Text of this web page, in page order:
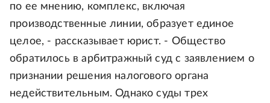
по ее мнению, комплекс, включая
производственные линии, образует единое
целое, - рассказывает юрист. - Общество
обратилось в арбитражный суд с заявлением о
признании решения налогового органа
недействительным. Однако суды трех